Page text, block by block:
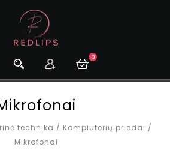
0
technika / Kompiuterių priedai /
Mikrofonai